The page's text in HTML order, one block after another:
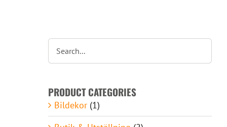
PRODUCT CATEGORIES
Bildekor (1)